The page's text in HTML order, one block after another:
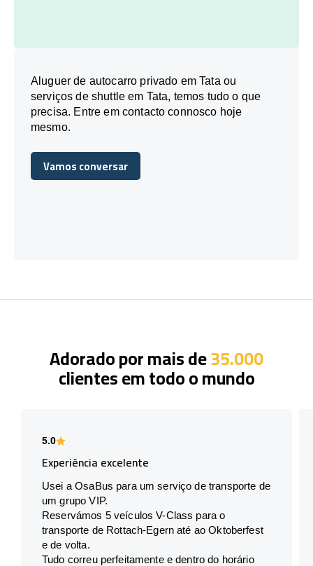
Aluguer de autocarro privado em Tata ou
serviços de shuttle em Tata, temos tudo o que
precisa. Entre em contacto connosco hoje
mesmo.
Vamos conversar
Vamos conversar
Adorado por mais de35.000
clientes em todo o mundo
5.0
Experiência excelente
Usei a OsaBus para um serviço de transporte de
um grupo VIP.
Reservámos 5 veículos V-Class para o
transporte de Rottach-Egern até ao Oktoberfest
e de volta.
Tudo correu perfeitamente e dentro do horário